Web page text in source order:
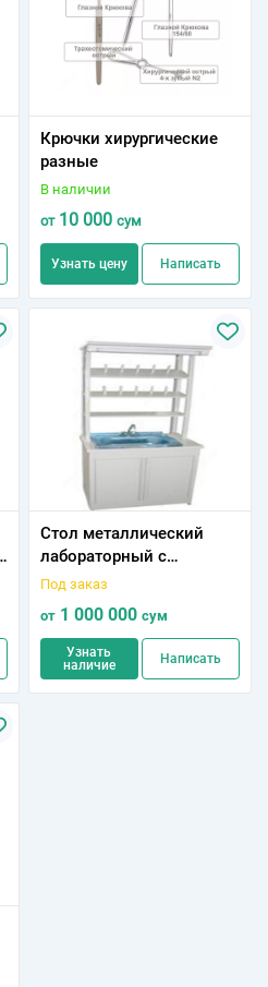
Крючки хирургические
разные
В наличии
от10 000 сум
Узнать цену Написать
Стол металлический
лабораторный с
раковиной
Под заказ
от 1 000 000 сум
Узнать
наличие
Написать